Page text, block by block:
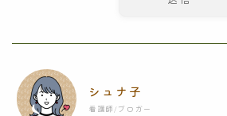
シュナ子
看護師/ブロガー